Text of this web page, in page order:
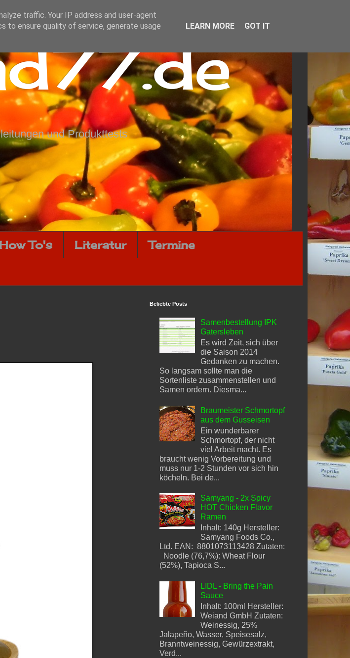
und Produkttests
How To's Literatur Termine
Beliebte Posts
Samenbestellung IPK
Gatersleben
Es wird Zeit, sich über
die Saison 2014
Gedanken zu machen.
So langsam sollte man die
Sortenliste zusammenstellen und
Samen ordern. Diesma...
Braumeister Schmortopf
aus dem Gusseisen
Ein wunderbarer
Schmortopf, der nicht
viel Arbeit macht. Es
braucht wenig Vorbereitung und
muss nur 1-2 Stunden vor sich hin
köcheln. Bei de...
Samyang - 2x Spicy
HOT Chicken Flavor
Ramen
Inhalt: 140g Hersteller:
Samyang Foods Co.,
Ltd. EAN: 8801073113428 Zutaten:
Noodle (76,7%): Wheat Flour
(52%), Tapioca S...
LIDL - Bring the Pain
Sauce
Inhalt: 100ml Hersteller:
Weiand GmbH Zutaten:
Weinessig, 25%
Jalapeño, Wasser, Speisesalz,
Branntweinessig, Gewürzextrakt,
Verd...
traffic. Your IP address and user-agent
to ensure quality of service, generate usage
LEARN MORE GOT IT